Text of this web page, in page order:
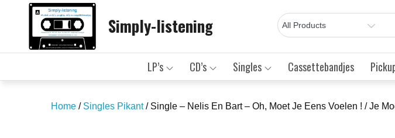
Simply-listening
LP’s CD’s Singles Cassettebandjes
Home / Singles Pikant/ Single – Nelis En Bart – Oh, Moet Je Eens Voelen ! / Je